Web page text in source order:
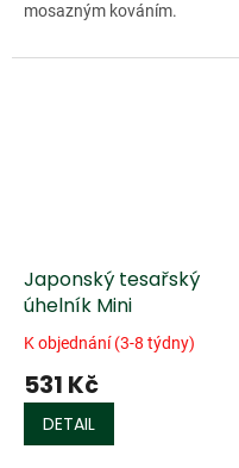
mosazným kováním.
Japonský tesařský
úhelník Mini
K objednání (3-8 týdny)
531 Kč
DETAIL